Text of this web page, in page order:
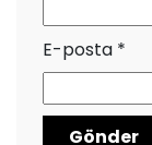
E-posta *